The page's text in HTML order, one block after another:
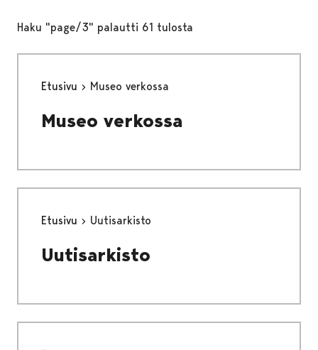
Haku "page/3" palautti 61 tulosta
Etusivu Museo verkossa
Museo verkossa
Etusivu Uutisarkisto
Uutisarkisto